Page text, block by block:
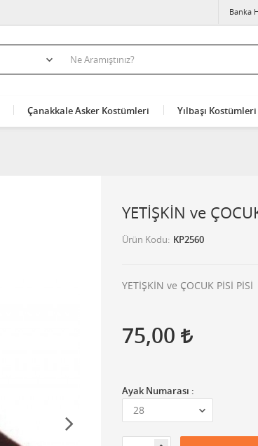
Banka
Çanakkale Asker Kostümleri Yılbaşı Kostümleri
YETİŞKİN ve
Ürün Kodu KP2560
YETİŞKİN ve ÇOCUK PİSİ PİSİ
75,00
Ayak Numarası :